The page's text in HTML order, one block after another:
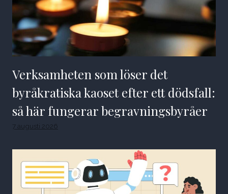
Verksamheten som löser det
byråkratiska kaoset efter ett dödsfall:
så här fungerar begravningsbyråer
7 augusti 2026